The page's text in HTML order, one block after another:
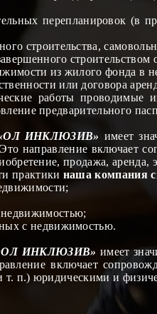
перепланировок (в
строительства,
строительством
из жилого фонда в
или договора
работы проводимые
предварительного
«ОЛ ИНКЛЮЗИВ» имеет
направление включает
продажа, аренда,
практики наша компания
недвижимостью;
с недвижимостью.
«ОЛ ИНКЛЮЗИВ» имеет
включает
т. п.) юридическими и